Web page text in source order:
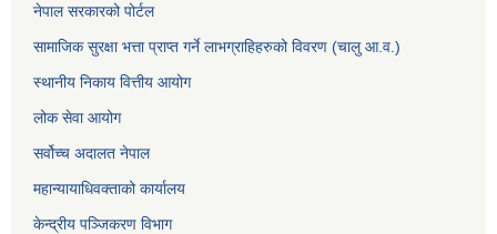
नेपाल सरकारको पोर्टल
सामाजिक सुरक्षा भत्ता प्राप्त गर्ने लाभग्राहिहरुको विवरण (चालु आ.व.)
स्थानीय निकाय वित्तीय आयोग
लोक सेवा आयोग
सर्वोच्च अदालत नेपाल
महान्यायाधिवक्ताको कार्यालय
केन्द्रीय पञ्जिकरण विभाग